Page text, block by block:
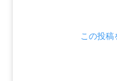
この投